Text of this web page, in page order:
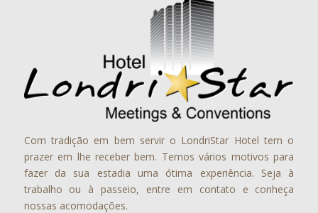
Com tradição em bem servir o LondriStar Hotel tem o
prazer em lhe receber bem. Temos vários motivos para
fazer da sua estadia uma ótima experiência. Seja à
trabalho ou à passeio, entre em contato e conheça
nossas acomodações.